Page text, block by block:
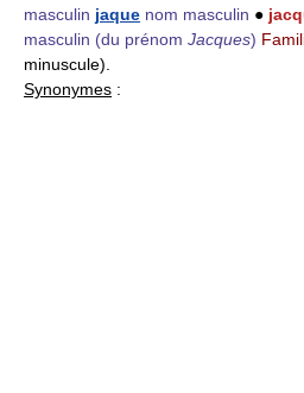
masculin jaque nom masculin ●
masculin (du prénom Jacques)
minuscule).
Synonymes :